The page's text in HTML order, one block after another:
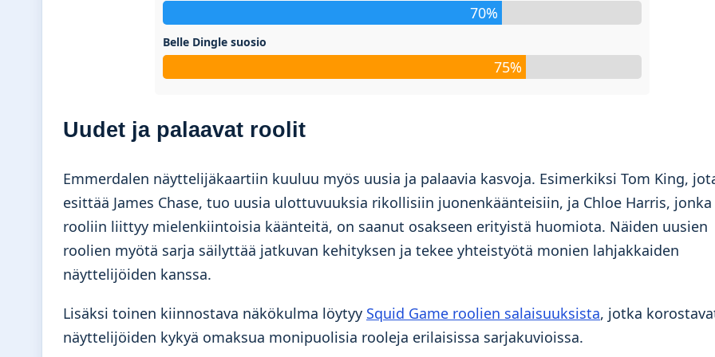
70%
Belle Dingle suosio
75%
Uudet ja palaavat roolit
Emmerdalen näyttelijäkaartiin kuuluu myös uusia ja palaavia kasvoja. Esimerkiksi Tom King,
esittää James Chase, tuo uusia ulottuvuuksia rikollisiin juonenkäänteisiin, ja Chloe Harris, jonka
rooliin liittyy mielenkiintoisia käänteitä, on saanut osakseen erityistä huomiota. Näiden uusien
roolien myötä sarja säilyttää jatkuvan kehityksen ja tekee yhteistyötä monien lahjakkaiden
näyttelijöiden kanssa.
Lisäksi toinen kiinnostava näkökulma löytyy Squid Game roolien salaisuuksista, jotka
näyttelijöiden kykyä omaksua monipuolisia rooleja erilaisissa sarjakuvioissa.